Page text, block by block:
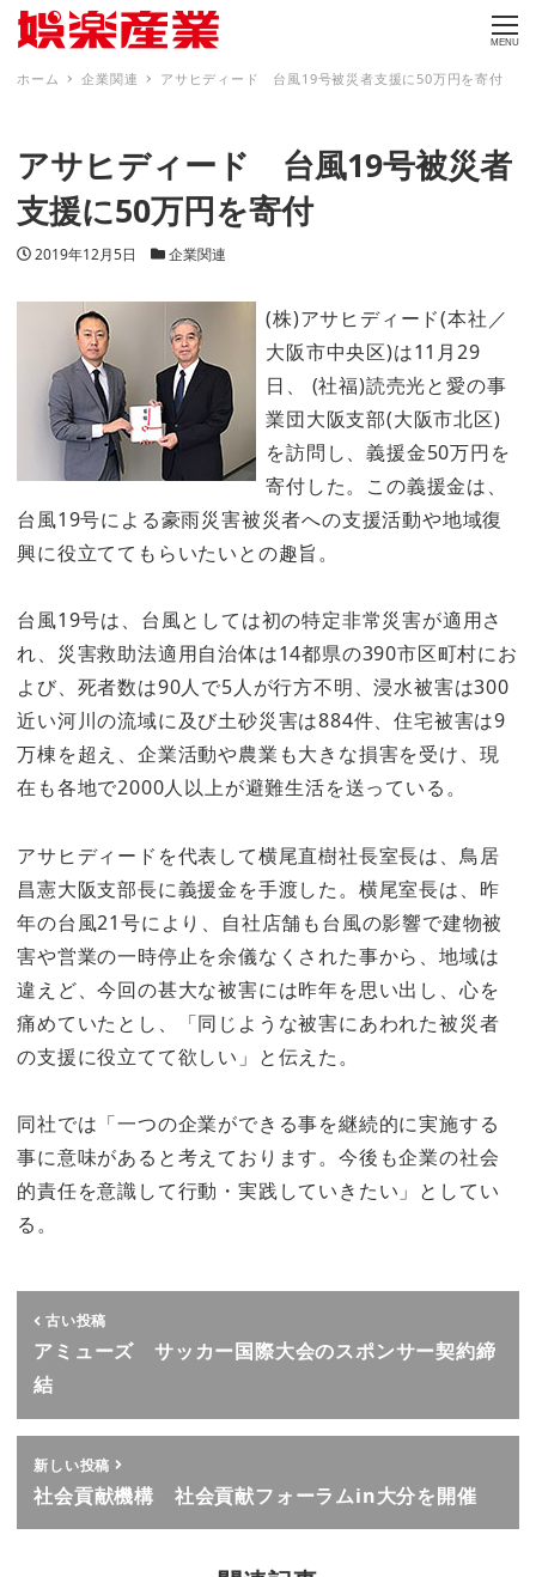
MENU
ホーム 企業関連 アサヒディード 台風19号被災者支援に50万円を寄付
アサヒディード 台風19号被災者
支援に50万円を寄付
投稿日
2019年12月5日 カテゴリー
企業関連
(株)アサヒディード(本社／
大阪市中央区)は11月29
日、 (社福)読売光と愛の事
業団大阪支部(大阪市北区)
を訪問し、義援金50万円を
寄付した。この義援金は、
台風19号による豪雨災害被災者への支援活動や地域復
興に役立ててもらいたいとの趣旨。
台風19号は、台風としては初の特定非常災害が適用さ
れ、災害救助法適用自治体は14都県の390市区町村にお
よび、死者数は90人で5人が行方不明、浸水被害は300
近い河川の流域に及び土砂災害は884件、住宅被害は9
万棟を超え、企業活動や農業も大きな損害を受け、現
在も各地で2000人以上が避難生活を送っている。
アサヒディードを代表して横尾直樹社長室長は、鳥居
昌憲大阪支部長に義援金を手渡した。横尾室長は、昨
年の台風21号により、自社店舗も台風の影響で建物被
害や営業の一時停止を余儀なくされた事から、地域は
違えど、今回の甚大な被害には昨年を思い出し、心を
痛めていたとし、「同じような被害にあわれた被災者
の支援に役立てて欲しい」と伝えた。
同社では「一つの企業ができる事を継続的に実施する
事に意味があると考えております。今後も企業の社会
的責任を意識して行動・実践していきたい」としてい
る。
古い投稿
アミューズ サッカー国際大会のスポンサー契約締
結
新しい投稿
社会貢献機構 社会貢献フォーラムin大分を開催